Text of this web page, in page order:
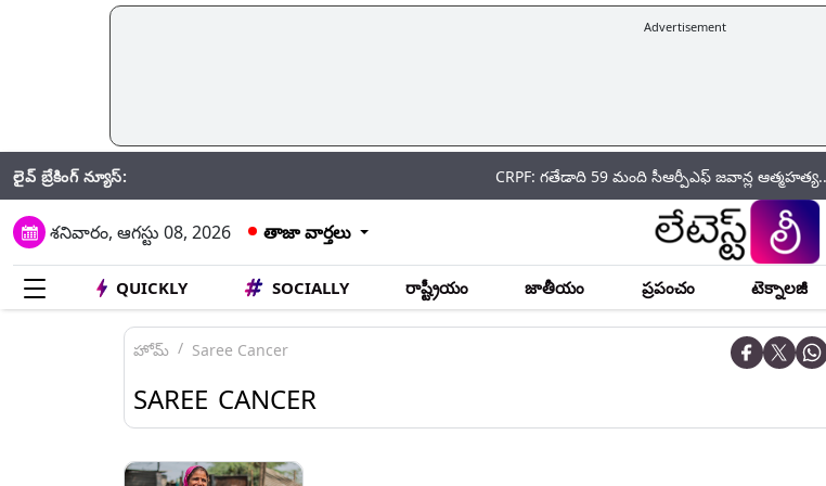
Advertisement
లైవ్ బ్రేకింగ్ న్యూస్: CRPF: గతేడాది 59 మంది సీఆర్పీఎఫ్ జ‌వాన్ల ఆత్మ‌హ‌త్య.. విధి
శనివారం, ఆగస్టు 08, 2026 తాజా వార్తలు
QUICKLY SOCIALLY రాష్ట్రీయం జాతీయం ప్రపంచం టెక్నాలజీ
హోమ్ Saree Cancer
SAREE CANCER